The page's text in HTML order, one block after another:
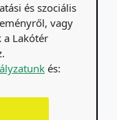
és szociális
vagy
Lakótér
és: